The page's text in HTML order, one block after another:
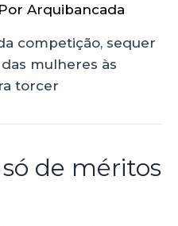
Arquibancada
competição, sequer
mulheres às
torcer
de méritos